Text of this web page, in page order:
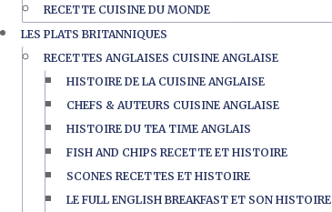
RECETTE CUISINE DU MONDE
LES PLATS BRITANNIQUES
RECETTES ANGLAISES CUISINE ANGLAISE
HISTOIRE DE LA CUISINE ANGLAISE
CHEFS & AUTEURS CUISINE ANGLAISE
HISTOIRE DU TEA TIME ANGLAIS
FISH AND CHIPS RECETTE ET HISTOIRE
SCONES RECETTES ET HISTOIRE
LE FULL ENGLISH BREAKFAST ET SON HISTOIRE